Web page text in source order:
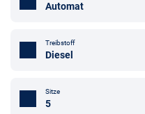
Automat
Treibstoff
Diesel
Sitze
5